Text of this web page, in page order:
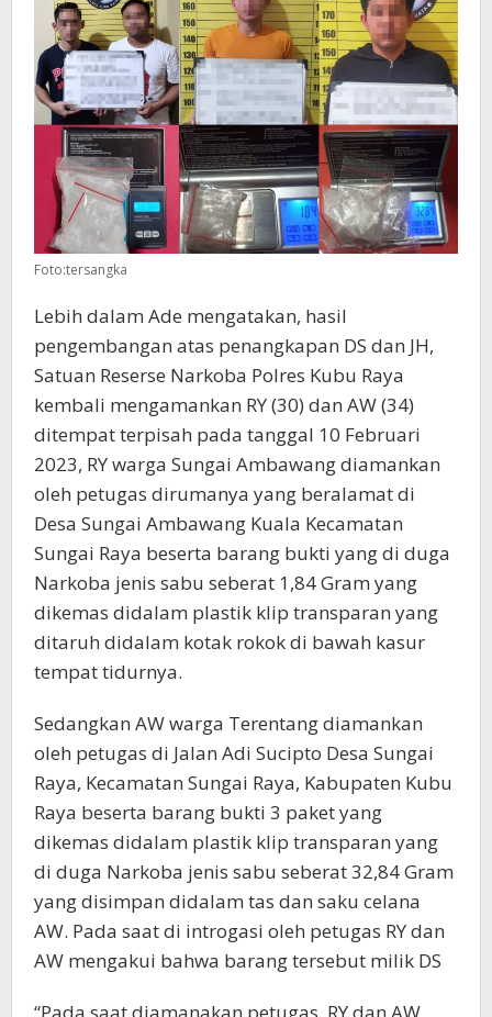
Foto:tersangka
Lebih dalam Ade mengatakan, hasil
pengembangan atas penangkapan DS dan JH,
Satuan Reserse Narkoba Polres Kubu Raya
kembali mengamankan RY (30) dan AW (34)
ditempat terpisah pada tanggal 10 Februari
2023, RY warga Sungai Ambawang diamankan
oleh petugas dirumanya yang beralamat di
Desa Sungai Ambawang Kuala Kecamatan
Sungai Raya beserta barang bukti yang di duga
Narkoba jenis sabu seberat 1,84 Gram yang
dikemas didalam plastik klip transparan yang
ditaruh didalam kotak rokok di bawah kasur
tempat tidurnya.
Sedangkan AW warga Terentang diamankan
oleh petugas di Jalan Adi Sucipto Desa Sungai
Raya, Kecamatan Sungai Raya, Kabupaten Kubu
Raya beserta barang bukti 3 paket yang
dikemas didalam plastik klip transparan yang
di duga Narkoba jenis sabu seberat 32,84 Gram
yang disimpan didalam tas dan saku celana
AW. Pada saat di introgasi oleh petugas RY dan
AW mengakui bahwa barang tersebut milik DS